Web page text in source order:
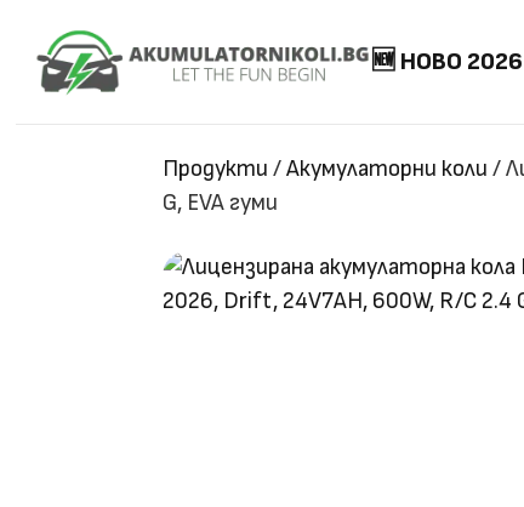
🆕 НОВО 2026
Продукти /Акумулаторни коли /
G, EVA гуми